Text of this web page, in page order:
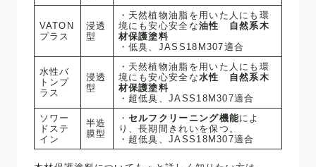
VATON
プラス
浸透
型
・天然植物油脂を用いた人にも環
境にも安心安全な油性 自然系木
材保護塗料
・低臭、JASS18M307適合
水性バ
トンプ
ラス
浸透
型
・天然植物油脂を用いた人にも環
境にも安心安全な水性 自然系木
材保護塗料
・超低臭、JASS18M307適合
ソワー
ドステ
イン
半造
膜型
・ セルフクリーニング機能によ
り、長期間きれいを保つ。
・超低臭、JASS18M307適合